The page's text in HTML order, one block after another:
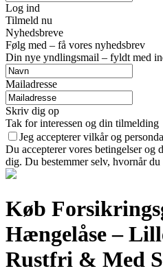
Log ind
Tilmeld nu
Nyhedsbreve
Følg med – få vores nyhedsbrev
Din nye yndlingsmail – fyldt med
Mailadresse
Skriv dig op
Tak for interessen og din tilmelding
Jeg accepterer vilkår og
Du accepterer vores betingelser og
dig. Du bestemmer selv, hvornår
Køb
Hængelåse –
Rustfri & Med